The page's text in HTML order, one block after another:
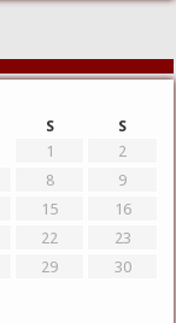
S
S
1
2
8
9
15
16
22
23
29
30